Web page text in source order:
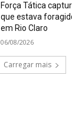
Força Tática
que estava
em Rio Claro
06/08/2026
Carregar mais